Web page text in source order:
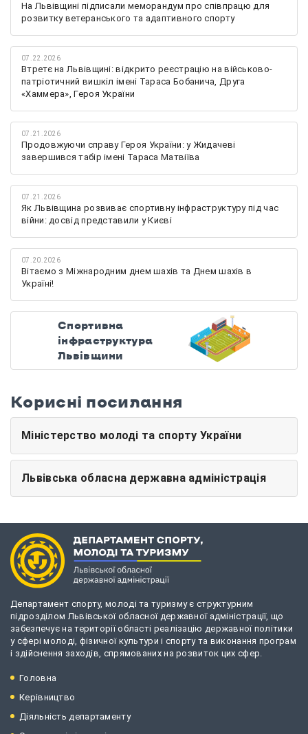
На Львівщині підписали меморандум про співпрацю для
розвитку ветеранського та адаптивного спорту
07.22.2026
Втретє на Львівщині: відкрито реєстрацію на військово-
патріотичний вишкіл імені Тараса Бобанича, Друга
«Хаммера», Героя України
07.21.2026
Продовжуючи справу Героя України: у Жидачеві
завершився табір імені Тараса Матвіїва
07.21.2026
Як Львівщина розвиває спортивну інфраструктуру під час
війни: досвід представили у Києві
07.20.2026
Вітаємо з Міжнародним днем шахів та Днем шахів в
Україні!
Спортивна
інфраструктура
Львівщини
Корисні посилання
Міністерство молоді та спорту України
Львівська обласна державна адміністрація
Департамент спорту, молоді та туризму є структурним
підрозділом Львівської обласної державної адміністрації, що
забезпечує на території області реалізацію державної політики
у сфері молоді, фізичної культури і спорту та виконання програм
і здійснення заходів, спрямованих на розвиток цих сфер.
Головна
Керівництво
Діяльність департаменту